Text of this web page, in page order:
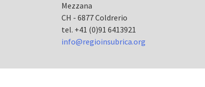
Mezzana
CH - 6877 Coldrerio
tel. +41 (0)91 6413921
info@regioinsubrica.org